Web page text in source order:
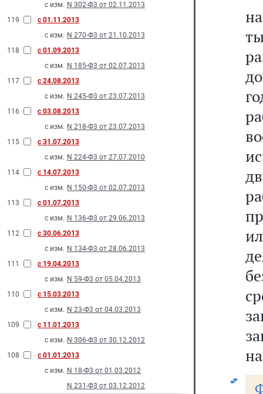
с изм. N 302-Ф3 от 02.11.2013
119
с 01.11.2013
с изм. N 270-Ф3 от 21.10.2013
118
с 01.09.2013
с изм. N 185-Ф3 от 02.07.2013
117
с 24.08.2013
с изм. N 245-Ф3 от 23.07.2013
116
с 03.08.2013
с изм. N 218-Ф3 от 23.07.2013
115
с 31.07.2013
с изм. N 224-Ф3 от 27.07.2010
114
с 14.07.2013
с изм. N 150-Ф3 от 02.07.2013
113
с 01.07.2013
с изм. N 136-Ф3 от 29.06.2013
112
с 30.06.2013
с изм. N 134-Ф3 от 28.06.2013
111
с 19.04.2013
с изм. N 59-Ф3 от 05.04.2013
110
с 15.03.2013
с изм. N 23-Ф3 от 04.03.2013
109
с 11.01.2013
с изм. N 306-Ф3 от 30.12.2012
108
с 01.01.2013
с изм. N 18-Ф3 от 01.03.2012
N 231-Ф3 от 03.12.2012